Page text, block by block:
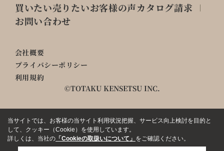
買いたい売りたいお客様の声カタログ請求
お問い合わせ
会社概要
プライバシーポリシー
利用規約
©TOTAKU KENSETSU INC.
当サイトでは、お客様の当サイト利用状況把握、サービス向上検討を目的と
して、クッキー（Cookie）を使用しています。
詳しくは、当社の 「Cookieの取扱いについて」 をご確認ください。